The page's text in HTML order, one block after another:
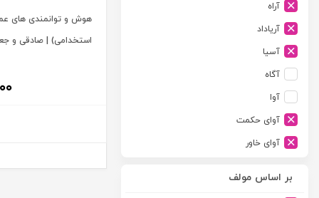
آراه
آریاداد
آسیا
آگاه
آوا
آوای حکمت
آوای خاور
بر اساس مولف
هوش و توانمندی های
استخدامی) | صادقی و